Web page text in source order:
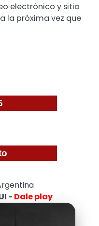
electrónico y sitio
la próxima vez que
- Dale play